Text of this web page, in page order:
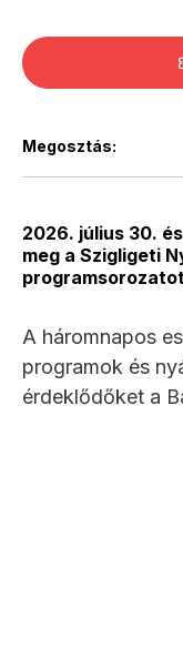
Megosztás:
2026. július 30.
meg a Szigligeti
A háromnapos
programok és
érdeklődőket a